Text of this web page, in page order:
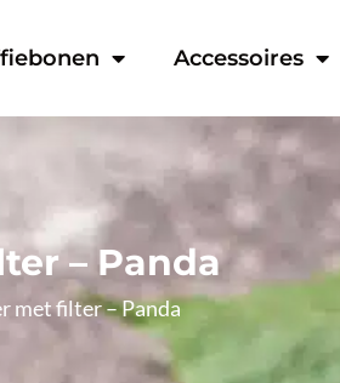
Accessoires
– Panda
met filter – Panda